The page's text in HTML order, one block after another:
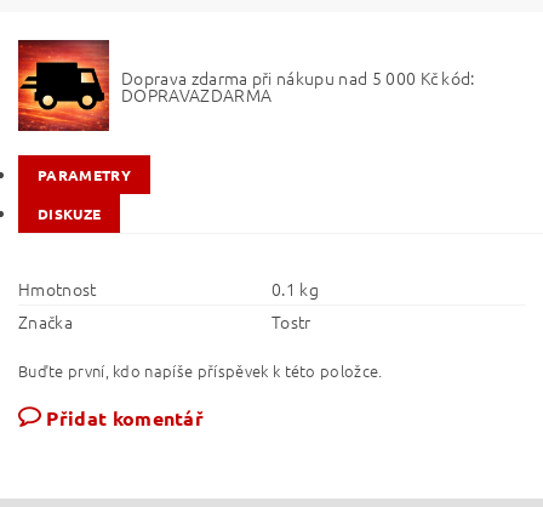
Doprava zdarma při nákupu nad 5 000 Kč kód:
DOPRAVAZDARMA
PARAMETRY
DISKUZE
Hmotnost
0.1 kg
Značka
Tostr
Buďte první, kdo napíše příspěvek k této položce.
Přidat komentář